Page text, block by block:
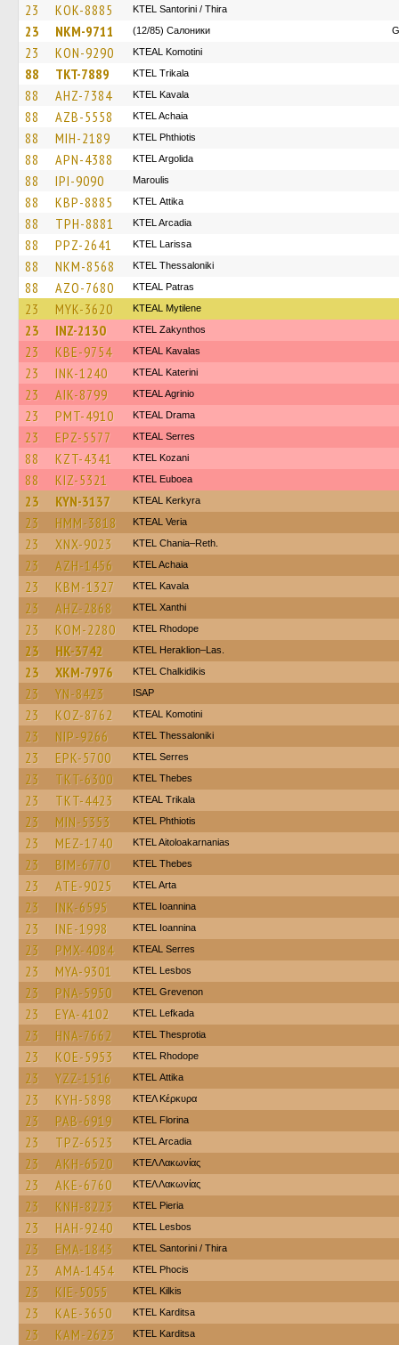
23 KOK-8885 KTEL Santorini / Thira
23 NKM-9711 (12/85) Салоники
23 KON-9290 KTEAL Komotini
88 TKT-7889 ΚΤΕL Τrikala
88 AHZ-7384 KTEL Kavala
88 AZB-5558 KTEL Achaia
88 MIH-2189 ΚΤΕL Phthiotis
88 APN-4388 KTEL Argolida
88 IPI-9090 Maroulis
88 KBP-8885 KΤΕL Αttika
88 TPH-8881 KTEL Arcadia
88 PPZ-2641 KTEL Larissa
88 NKM-8568 KTEL Thessaloniki
88 AZO-7680 KTEAL Patras
23 MYK-3620 KTEAL Mytilene
23 INZ-2130 KTEL Zakynthos
23 KBE-9754 KTEAL Kavalas
23 INK-1240 KTEAL Katerini
23 AIK-8799 KTEAL Agrinio
23 PMT-4910 KTEAL Drama
23 EPZ-5577 KTEAL Serres
88 KZT-4341 ΚΤΕL Kozani
88 KIZ-5321 ΚΤΕL Euboea
23 KYN-3137 KTEAL Kerkyra
23 HMM-3818 KTEAL Veria
23 XNX-9023 KTEL Chania–Reth.
23 AZH-1456 KTEL Achaia
23 KBM-1327 KTEL Kavala
23 AHZ-2868 KTEL Xanthi
23 KOM-2280 KTEL Rhodope
23 HK-3742 KTEL Heraklion–Las.
23 XKM-7976 ΚΤΕL Chalkidikis
23 YN-8423 ISAP
23 KOZ-8762 KTEAL Komotini
23 NIP-9266 KTEL Thessaloniki
23 EPK-5700 KTEL Serres
23 TKT-6300 KTEL Thebes
23 TKT-4423 KTEAL Trikala
23 MIN-5353 ΚΤΕL Phthiotis
23 MEZ-1740 KTEL Aitoloakarnanias
23 BIM-6770 KTEL Thebes
23 ATE-9025 KTEL Arta
23 INK-6595 KTEL Ioannina
23 INE-1998 KTEL Ioannina
23 PMX-4084 KTEAL Serres
23 MYA-9301 KTEL Lesbos
23 PNA-5950 ΚΤΕL Grevenon
23 EYA-4102 KTEL Lefkada
23 HNA-7662 KTEL Thesprotia
23 KOE-5953 KTEL Rhodope
23 YZZ-1516 KΤΕL Αttika
23 KYH-5898 ΚΤΕΛ Κέρκυρα
23 PAB-6919 KTEL Florina
23 TPZ-6523 KTEL Arcadia
23 AKH-6520 ΚΤΕΛ Λακωνίας
23 AKE-6760 ΚΤΕΛ Λακωνίας
23 KNH-8223 KTEL Pieria
23 HAH-9240 KTEL Lesbos
23 EMA-1843 KTEL Santorini / Thira
23 AMA-1454 ΚΤΕL Phocis
23 KIE-5055 KTEL Kilkis
23 KAE-3650 ΚΤΕL Karditsa
23 KAM-2623 ΚΤΕL Karditsa